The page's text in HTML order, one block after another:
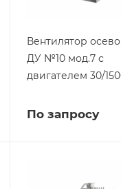
Вентилятор
ДУ №10 мод.7 с
двигателем 30/
По запросу